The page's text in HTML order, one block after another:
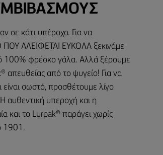
σε κάτι υπέροχο. Για να
ΑΛΕΙΦΕΤΑΙ ΕΥΚΟΛΑ ξεκινάμε
100% φρέσκο γάλα. Αλλά ξέρουμε
απευθείας από το ψυγείο! Για να
είναι σωστό, προσθέτουμε λίγο
αυθεντική υπεροχή και η
και το Lurpak® παράγει χωρίς
1901.